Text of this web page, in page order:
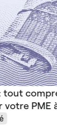
tout
votre PME